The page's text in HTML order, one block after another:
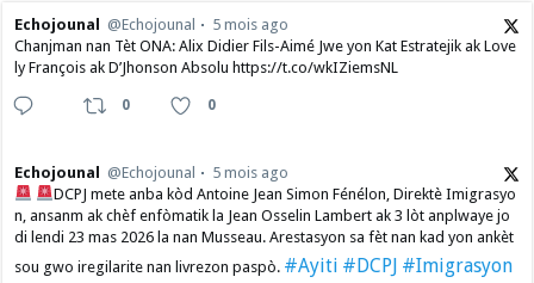
Echojounal @Echojounal
5 mois ago
Chanjman nan Tèt ONA: Alix Didier Fils-Aimé Jwe yon Kat Estratejik ak Love
ly François ak D’Jhonson Absolu https://t.co/wkIZiemsNL
0 0
Echojounal @Echojounal
5 mois ago
DCPJ mete anba kòd Antoine Jean Simon Fénélon, Direktè Imigrasyo
n, ansanm ak chèf enfòmatik la Jean Osselin Lambert ak 3 lòt anplwaye jo
di lendi 23 mas 2026 la nan Musseau. Arestasyon sa fèt nan kad yon ankèt
sou gwo iregilarite nan livrezon paspò. #Ayiti #DCPJ #Imigrasyon